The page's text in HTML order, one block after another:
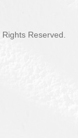
Reserved.